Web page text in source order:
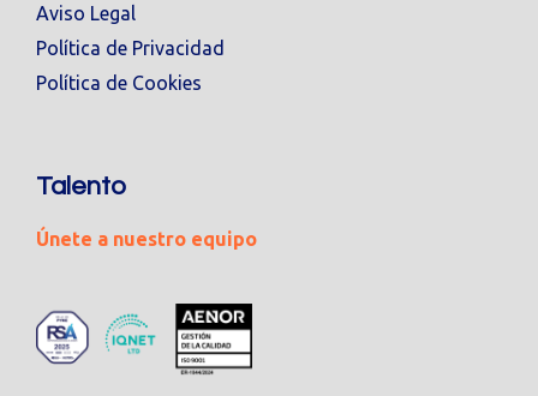
Aviso Legal
Política de Privacidad
Política de Cookies
Talento
Únete a nuestro equipo